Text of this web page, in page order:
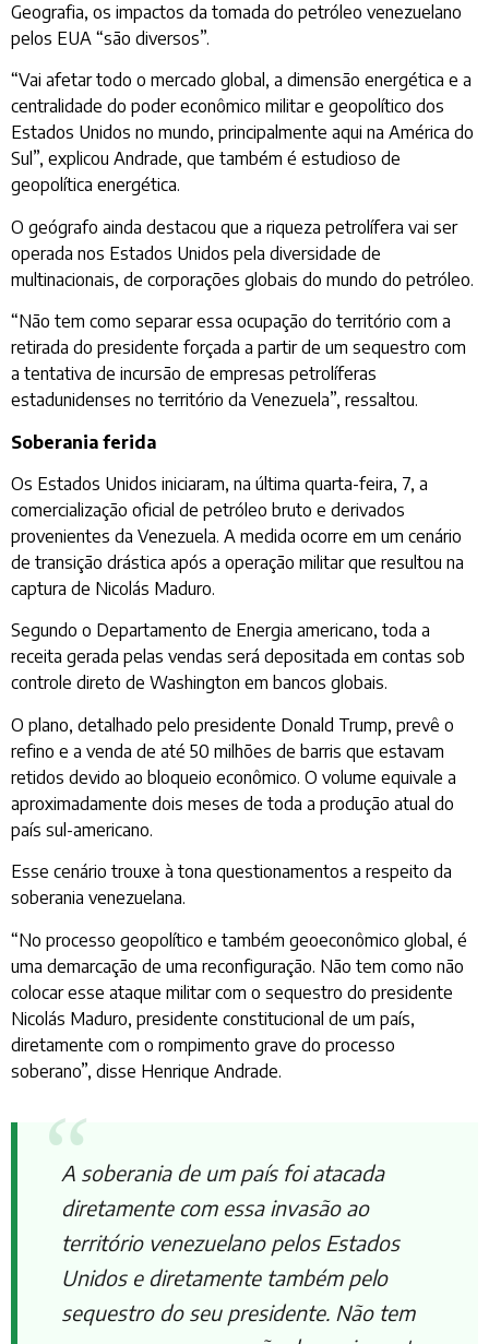
Geografia, os impactos da tomada do petróleo venezuelano
pelos EUA “são diversos”.
“Vai afetar todo o mercado global, a dimensão energética e a
centralidade do poder econômico militar e geopolítico dos
Estados Unidos no mundo, principalmente aqui na América do
Sul”, explicou Andrade, que também é estudioso de
geopolítica energética.
O geógrafo ainda destacou que a riqueza petrolífera vai ser
operada nos Estados Unidos pela diversidade de
multinacionais, de corporações globais do mundo do petróleo.
“Não tem como separar essa ocupação do território com a
retirada do presidente forçada a partir de um sequestro com
a tentativa de incursão de empresas petrolíferas
estadunidenses no território da Venezuela”, ressaltou.
Soberania ferida
Os Estados Unidos iniciaram, na última quarta-feira, 7, a
comercialização oficial de petróleo bruto e derivados
provenientes da Venezuela. A medida ocorre em um cenário
de transição drástica após a operação militar que resultou na
captura de Nicolás Maduro.
Segundo o Departamento de Energia americano, toda a
receita gerada pelas vendas será depositada em contas sob
controle direto de Washington em bancos globais.
O plano, detalhado pelo presidente Donald Trump, prevê o
refino e a venda de até 50 milhões de barris que estavam
retidos devido ao bloqueio econômico. O volume equivale a
aproximadamente dois meses de toda a produção atual do
país sul-americano.
Esse cenário trouxe à tona questionamentos a respeito da
soberania venezuelana.
“No processo geopolítico e também geoeconômico global, é
uma demarcação de uma reconfiguração. Não tem como não
colocar esse ataque militar com o sequestro do presidente
Nicolás Maduro, presidente constitucional de um país,
diretamente com o rompimento grave do processo
soberano”, disse Henrique Andrade.
A soberania de um país foi atacada
diretamente com essa invasão ao
território venezuelano pelos Estados
Unidos e diretamente também pelo
sequestro do seu presidente. Não tem